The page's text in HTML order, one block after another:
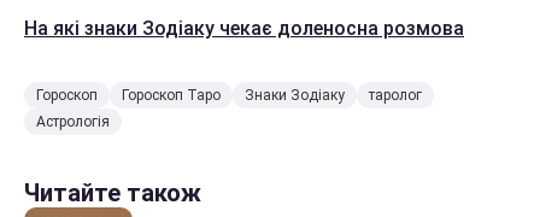
На які знаки Зодіаку чекає доленосна розмова
Гороскоп Гороскоп Таро Знаки Зодіаку
таролог
Астрологія
Читайте також